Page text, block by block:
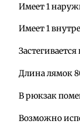
о
т
в
а
а
Р
Имеет 1
Имеет 1
Длина лямок
В рюкзак
Возможно